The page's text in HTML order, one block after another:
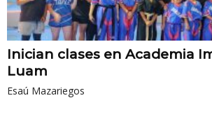
Inician clases en Academia
Luam
Esaú Mazariegos